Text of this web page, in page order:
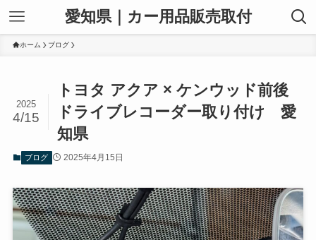
愛知県｜カー用品販売取付
ホーム ブログ
トヨタ アクア × ケンウッド前後
ドライブレコーダー取り付け 愛
知県
2025
4/15
ブログ 2025年4月15日